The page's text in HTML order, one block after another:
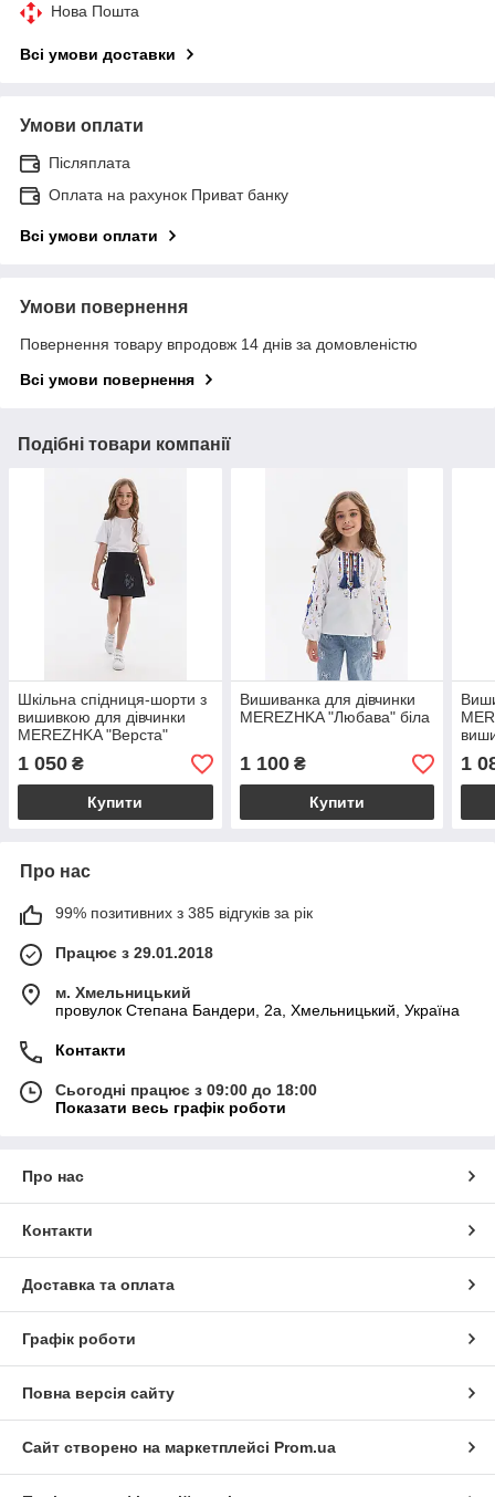
Нова Пошта
Всі умови доставки
Умови оплати
Післяплата
Оплата на рахунок Приват банку
Всі умови оплати
Умови повернення
Повернення товару впродовж 14 днів за домовленістю
Всі умови повернення
Подібні товари компанії
Шкільна спідниця-шорти з
вишивкою для дівчинки
MEREZHKA "Верста"
(темно-синя)
1 050 ₴
Купити
Вишиванка для дівчинки
MEREZHKA "Любава" біла
1 100₴
Купити
1
Про нас
99% позитивних з 385 відгуків за рік
Працює з 29.01.2018
м. Хмельницький
провулок Степана Бандери, 2a, Хмельницький, Україна
Контакти
Сьогодні працює з 09:00 до 18:00
Показати весь графік роботи
Про нас
Контакти
Доставка та оплата
Графік роботи
Повна версія сайту
Сайт створено на маркетплейсі Prom.ua